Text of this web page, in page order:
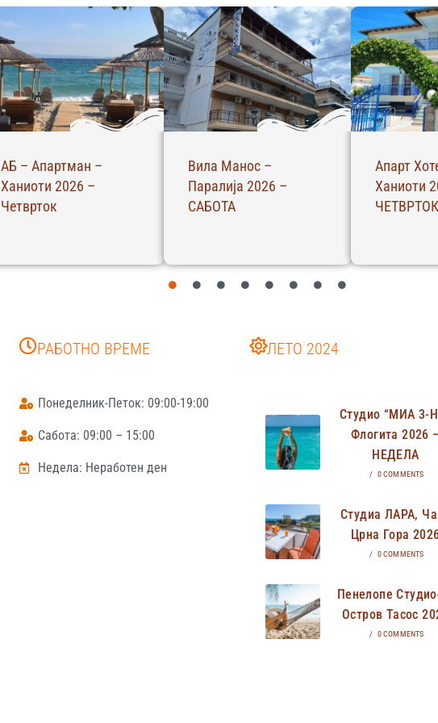
Апарт Хотел Вики –
Ханиоти 2026 –
ЧЕТВРТОК
Апартман
Филоксенија –
Пефкохори 2026 –
Студија
НЕДЕЛА
РАБОТНО ВРЕМЕ
Понеделник-Петок: 09:00-19:00
Сабота: 09:00 – 15:00
Недела: Неработен ден
ЛЕТО 2024
Студио “МИА 3-
Флогита 2026 –
НЕДЕЛА
/ 0 COMMENTS
Студиа ЛАРА,
Црна Гора
/ 0 COMMENTS
Пенелопе
Остров Тасос
/ 0 COMMENTS